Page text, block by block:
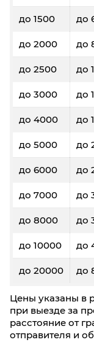
до 1500 до
до 2000 до
до 2500 до
до 3000 до
до 4000 до
до 5000 до
до 6000 до
до 7000 до
до 8000 до
до 10000 до
до 20000 до
Цены указаны в
при выезде за
расстояние от
отправителя и